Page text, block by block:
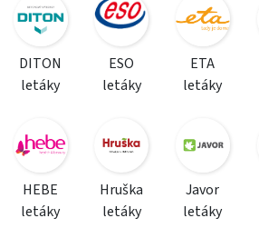
DITON
letáky
ESO
letáky
ETA
letáky
HEBE
letáky
Hruška
letáky
Javor
letáky